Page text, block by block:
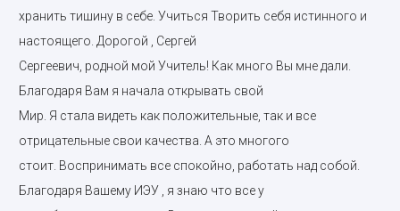
хранить тишину в себе. Учиться Творить себя истинного и
настоящего. Дорогой , Сергей
Сергеевич, родной мой Учитель! Как много Вы мне дали.
Благодаря Вам я начала открывать свой
Мир. Я стала видеть как положительные, так и все
отрицательные свои качества. А это многого
стоит. Воспринимать все спокойно, работать над собой.
Благодаря Вашему ИЭУ , я знаю что все у